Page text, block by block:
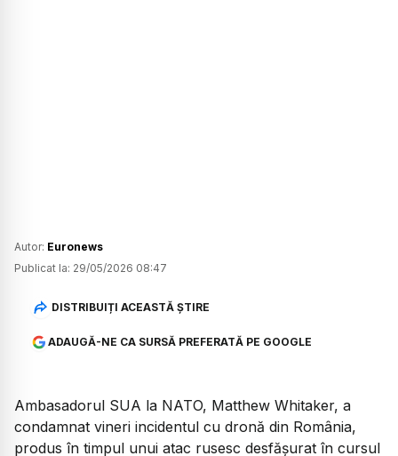
Autor: Euronews
Publicat la: 29/05/2026 08:47
DISTRIBUIȚI ACEASTĂ ȘTIRE
ADAUGĂ-NE CA SURSĂ PREFERATĂ PE GOOGLE
Ambasadorul SUA la NATO, Matthew Whitaker, a
condamnat vineri incidentul cu dronă din România,
produs în timpul unui atac rusesc desfășurat în cursul